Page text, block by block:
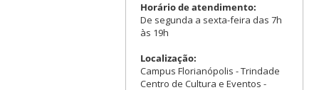
Horário de atendimento:
De segunda a sexta-feira das 7h
às 19h
Localização:
Campus Florianópolis - Trindade
Centro de Cultura e Eventos -